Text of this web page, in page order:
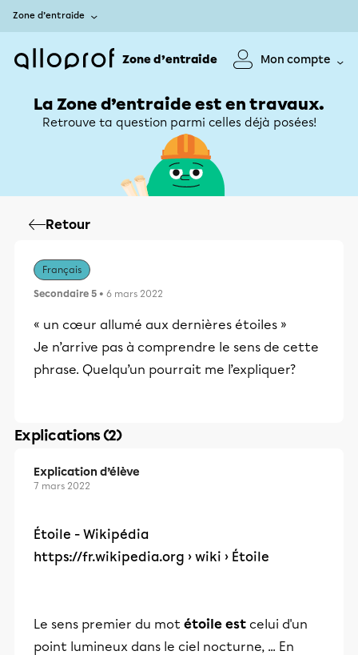
Zone d’entraide
Zone d’entraide Mon compte
La Zone d’entraide est en travaux.
Retrouve ta question parmi celles déjà posées!
Retour
Français
Secondaire 5 • 6 mars 2022
« un cœur allumé aux dernières étoiles »
Je n’arrive pas à comprendre le sens de cette
phrase. Quelqu’un pourrait me l’expliquer?
Explications (2)
Explication d’élève
7 mars 2022
Étoile - Wikipédia
https://fr.wikipedia.org › wiki › Étoile
Le sens premier du mot étoile est celui d'un
point lumineux dans le ciel nocturne, ... En